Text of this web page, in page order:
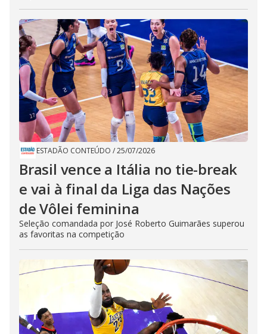
ESTADÃO CONTEÚDO /25/07/2026
Brasil vence a Itália no tie-break
e vai à final da Liga das Nações
de Vôlei feminina
Seleção comandada por José Roberto Guimarães superou
as favoritas na competição